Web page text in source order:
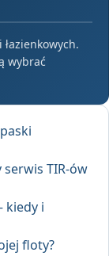
wybrać
TIR-ów
kiedy i
floty?